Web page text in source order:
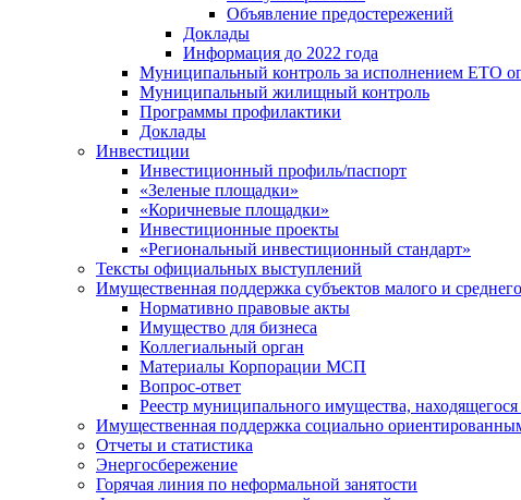
Объявление предостережений
Доклады
Информация до 2022 года
Муниципальный контроль за исполнением ЕТО
Муниципальный жилищный контроль
Программы профилактики
Доклады
Инвестиции
Инвестиционный профиль/паспорт
«Зеленые площадки»
«Коричневые площадки»
Инвестиционные проекты
«Региональный инвестиционный стандарт»
Тексты официальных выступлений
Имущественная поддержка субъектов малого и
Нормативно правовые акты
Имущество для бизнеса
Коллегиальный орган
Материалы Корпорации МСП
Вопрос-ответ
Реестр муниципального имущества,
Имущественная поддержка социально
Отчеты и статистика
Энергосбережение
Горячая линия по неформальной занятости